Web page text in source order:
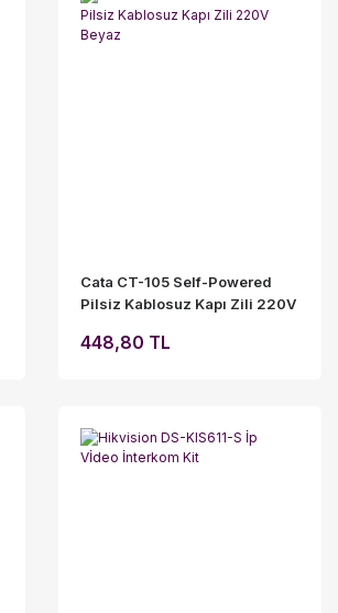
Cata CT-105 Self-Powered
Pilsiz Kablosuz Kapı Zili 220V
448,80 TL